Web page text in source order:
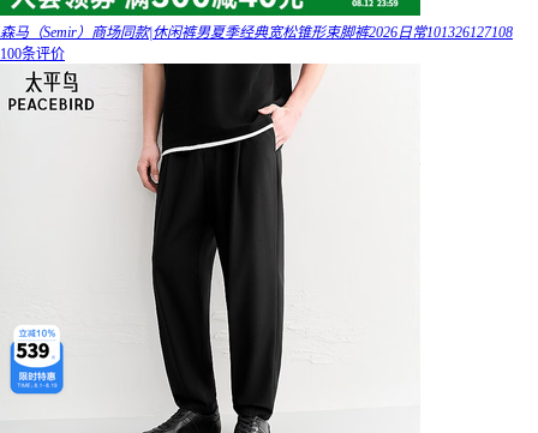
森马（Semir）商场同款|休闲裤男夏季经典宽松锥形束脚裤2026日常101326127108
100条评价